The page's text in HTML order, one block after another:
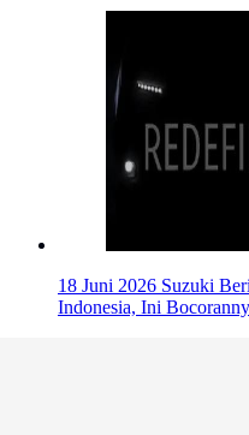
18 Juni 2026 Suzuki
Indonesia, Ini